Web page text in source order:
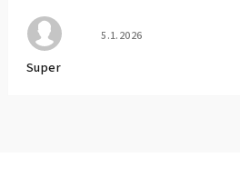
Hodnocení obchodu je 5
5.1.2026
Super